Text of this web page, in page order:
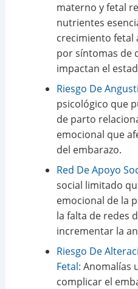
materno y fetal
nutrientes
crecimiento fetal
por síntomas de
impactan el
Riesgo De
psicológico que
de parto
emocional que
del embarazo.
Red De Apoyo
social limitado
emocional de la
la falta de redes
incrementar la
Riesgo De
Fetal: Anomalías
complicar el